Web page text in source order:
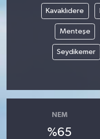
Kavaklıdere
Menteşe
Seydikemer
NEM
%65